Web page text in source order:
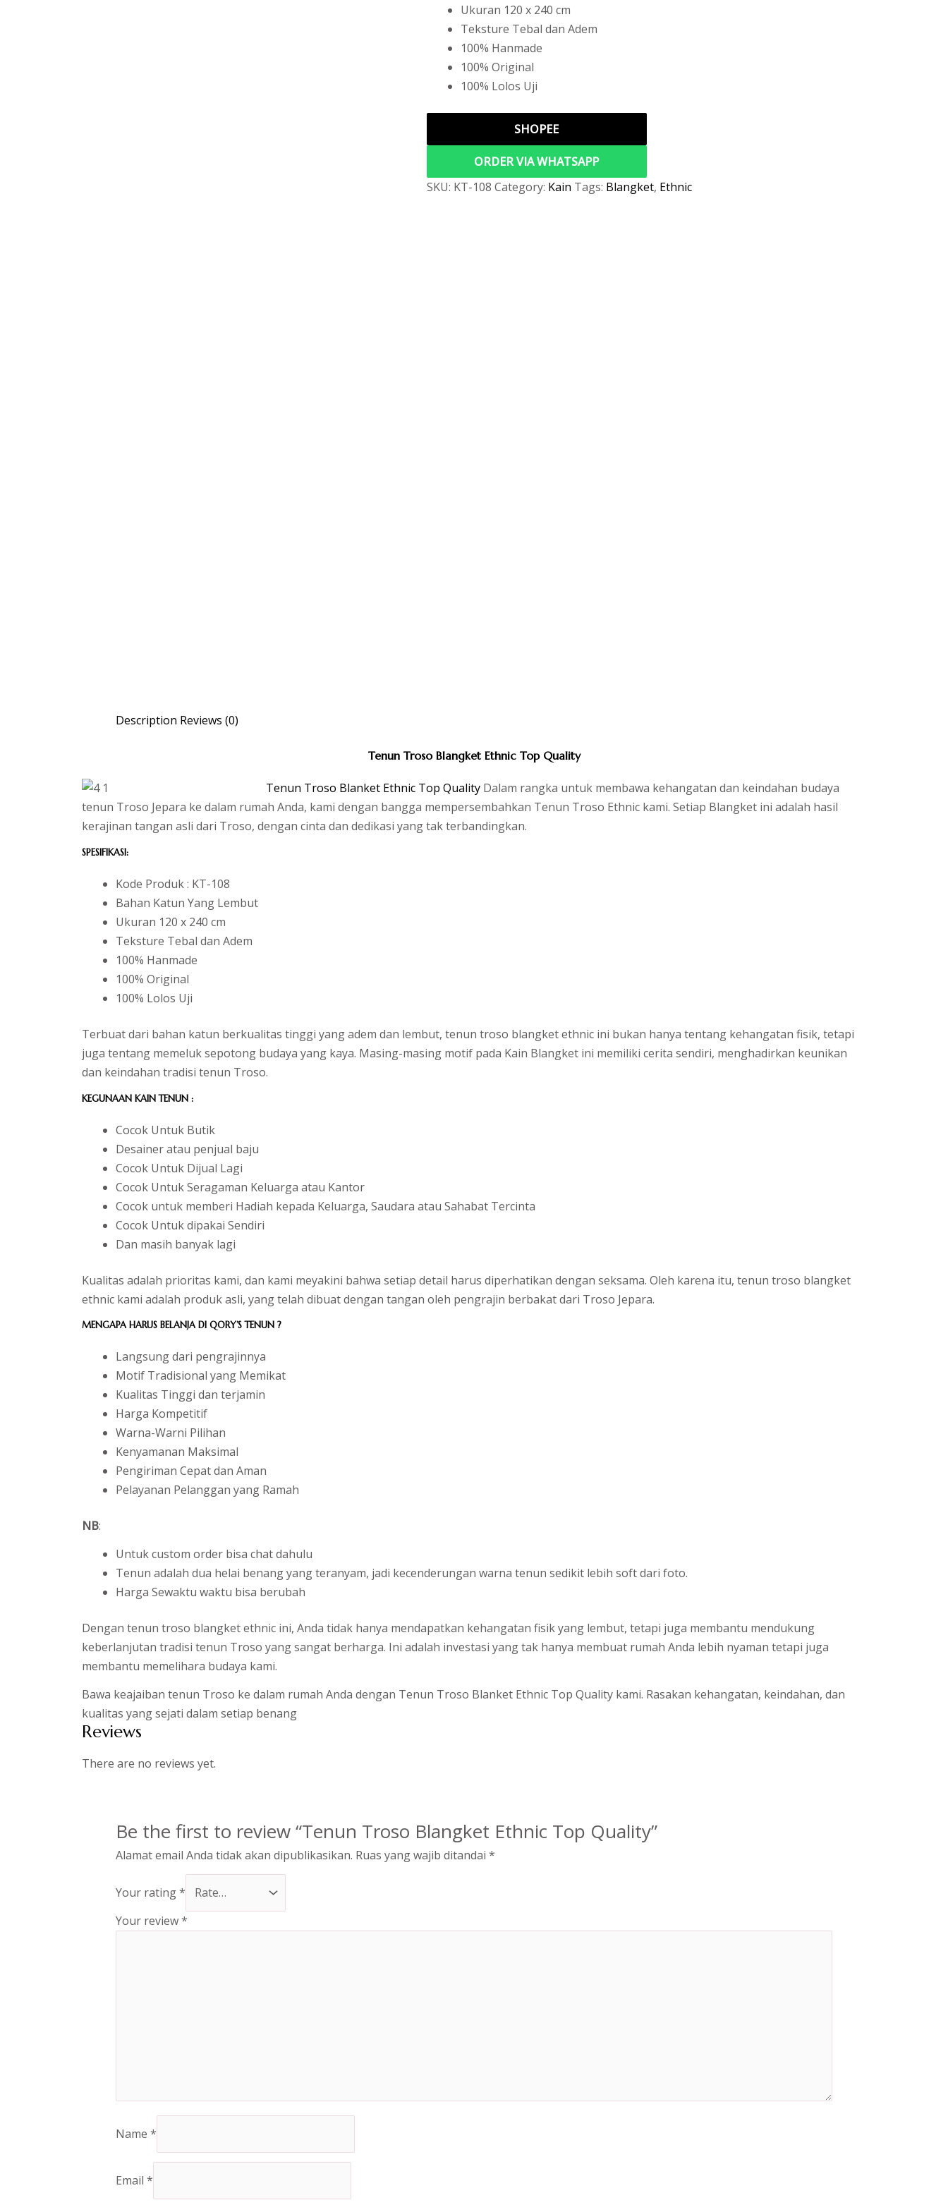
Ukuran 120 x 240 cm
Teksture Tebal dan Adem
100% Hanmade
100% Original
100% Lolos Uji
SHOPEE
ORDER VIA WHATSAPP
SKU: KT-108 Category: Kain Tags: Blangket, Ethnic
Description Reviews (0)
Tenun Troso Blangket Ethnic Top Quality
Tenun Troso Blanket Ethnic Top Quality Dalam rangka untuk membawa kehangatan dan keindahan budaya
tenun Troso Jepara ke dalam rumah Anda, kami dengan bangga mempersembahkan Tenun Troso Ethnic kami. Setiap Blangket ini adalah hasil
kerajinan tangan asli dari Troso, dengan cinta dan dedikasi yang tak terbandingkan.
SPESIFIKASI:
Kode Produk : KT-108
Bahan Katun Yang Lembut
Ukuran 120 x 240 cm
Teksture Tebal dan Adem
100% Hanmade
100% Original
100% Lolos Uji
Terbuat dari bahan katun berkualitas tinggi yang adem dan lembut, tenun troso blangket ethnic ini bukan hanya tentang kehangatan fisik, tetapi
juga tentang memeluk sepotong budaya yang kaya. Masing-masing motif pada Kain Blangket ini memiliki cerita sendiri, menghadirkan keunikan
dan keindahan tradisi tenun Troso.
KEGUNAAN KAIN TENUN :
Cocok Untuk Butik
Desainer atau penjual baju
Cocok Untuk Dijual Lagi
Cocok Untuk Seragaman Keluarga atau Kantor
Cocok untuk memberi Hadiah kepada Keluarga, Saudara atau Sahabat Tercinta
Cocok Untuk dipakai Sendiri
Dan masih banyak lagi
Kualitas adalah prioritas kami, dan kami meyakini bahwa setiap detail harus diperhatikan dengan seksama. Oleh karena itu, tenun troso blangket
ethnic kami adalah produk asli, yang telah dibuat dengan tangan oleh pengrajin berbakat dari Troso Jepara.
MENGAPA HARUS BELANJA DI QORY’S TENUN ?
Langsung dari pengrajinnya
Motif Tradisional yang Memikat
Kualitas Tinggi dan terjamin
Harga Kompetitif
Warna-Warni Pilihan
Kenyamanan Maksimal
Pengiriman Cepat dan Aman
Pelayanan Pelanggan yang Ramah
NB:
Untuk custom order bisa chat dahulu
Tenun adalah dua helai benang yang teranyam, jadi kecenderungan warna tenun sedikit lebih soft dari foto.
Harga Sewaktu waktu bisa berubah
Dengan tenun troso blangket ethnic ini, Anda tidak hanya mendapatkan kehangatan fisik yang lembut, tetapi juga membantu mendukung
keberlanjutan tradisi tenun Troso yang sangat berharga. Ini adalah investasi yang tak hanya membuat rumah Anda lebih nyaman tetapi juga
membantu memelihara budaya kami.
Bawa keajaiban tenun Troso ke dalam rumah Anda dengan Tenun Troso Blanket Ethnic Top Quality kami. Rasakan kehangatan, keindahan, dan
kualitas yang sejati dalam setiap benang
Reviews
There are no reviews yet.
Be the first to review “Tenun Troso Blangket Ethnic Top Quality”
Alamat email Anda tidak akan dipublikasikan. Ruas yang wajib ditandai *
Your rating*
Your review*
Name *
Email *